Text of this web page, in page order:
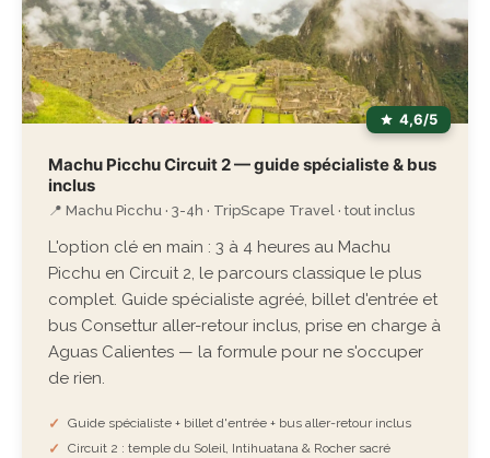
4,6/5
Machu Picchu Circuit 2 — guide spécialiste & bus
inclus
📍 Machu Picchu · 3-4h · TripScape Travel · tout inclus
L'option clé en main : 3 à 4 heures au Machu
Picchu en Circuit 2, le parcours classique le plus
complet. Guide spécialiste agréé, billet d'entrée et
bus Consettur aller-retour inclus, prise en charge à
Aguas Calientes — la formule pour ne s'occuper
de rien.
Guide spécialiste + billet d'entrée + bus aller-retour inclus
Circuit 2 : temple du Soleil, Intihuatana & Rocher sacré